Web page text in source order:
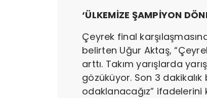
‘ÜLKEMİZE ŞAMPİYON
Çeyrek final
belirten Uğur Aktaş,
arttı. Takım yarışlarda
gözüküyor. Son 3
odaklanacağız” ifadelerini